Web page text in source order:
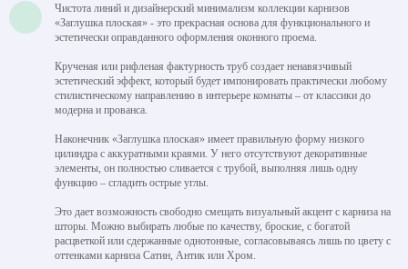
Чистота линий и дизайнерский минимализм коллекции карнизов
«Заглушка плоская» - это прекрасная основа для функционального и
эстетически оправданного оформления оконного проема.
Крученая или рифленая фактурность труб создает ненавязчивый
эстетический эффект, который будет импонировать практически любому
стилистическому направлению в интерьере комнаты – от классики до
модерна и прованса.
Наконечник «Заглушка плоская» имеет правильную форму низкого
цилиндра с аккуратными краями. У него отсутствуют декоративные
элементы, он полностью сливается с трубой, выполняя лишь одну
функцию – сгладить острые углы.
Это дает возможность свободно смещать визуальный акцент с карниза на
шторы. Можно выбирать любые по качеству, броские, с богатой
расцветкой или сдержанные однотонные, согласовываясь лишь по цвету с
оттенками карниза Сатин, Антик или Хром.